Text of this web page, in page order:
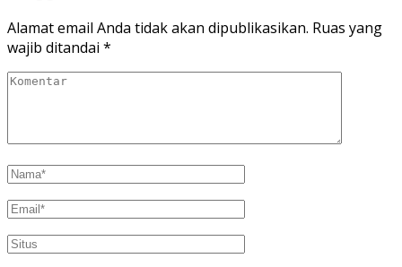
Alamat email Anda tidak akan dipublikasikan. Ruas yang
wajib ditandai *